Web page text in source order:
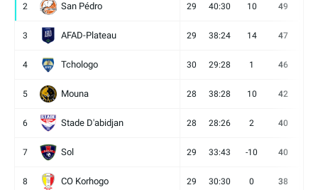
2 San Pédro 29 40:30 10 49
3 AFAD-Plateau 29 38:24 14 47
4 Tchologo 30 29:28 1 46
5 Mouna 28 38:28 10 42
6 Stade D'abidjan 28 28:26 2 40
7 Sol 29 33:43 -10 40
8 CO Korhogo 29 30:30 0 38